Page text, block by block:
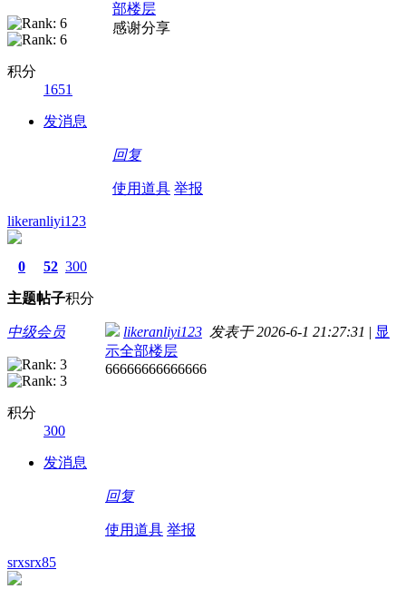
积分
1651
发消息
部楼层
感谢分享
回复
使用道具 举报
likeranliyi123
0
主题
52
帖子
300
积分
中级会员
积分
300
发消息
likeranliyi123 发表于 2026-6-1 21:27:31 | 显
示全部楼层
66666666666666
回复
使用道具 举报
srxsrx85